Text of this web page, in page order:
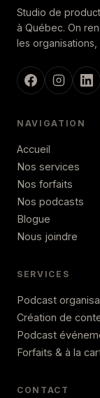
Studio de
à Québec. On
les organisations,
NAVIGATION
Accueil
Nos services
Nos forfaits
Nos podcasts
Blogue
Nous joindre
SERVICES
Podcast
Création de
Podcast
Forfaits & à la
CONTACT